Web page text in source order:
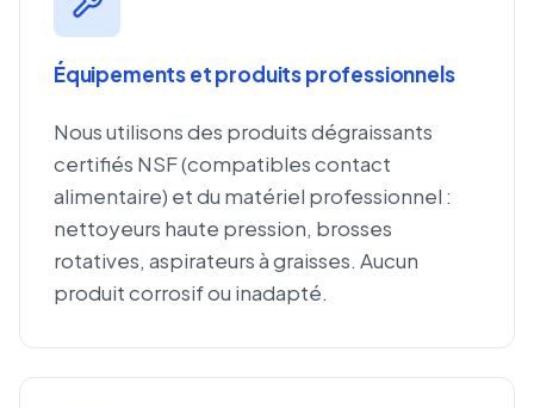
Équipements et produits professionnels
Nous utilisons des produits dégraissants
certifiés NSF (compatibles contact
alimentaire) et du matériel professionnel :
nettoyeurs haute pression, brosses
rotatives, aspirateurs à graisses. Aucun
produit corrosif ou inadapté.